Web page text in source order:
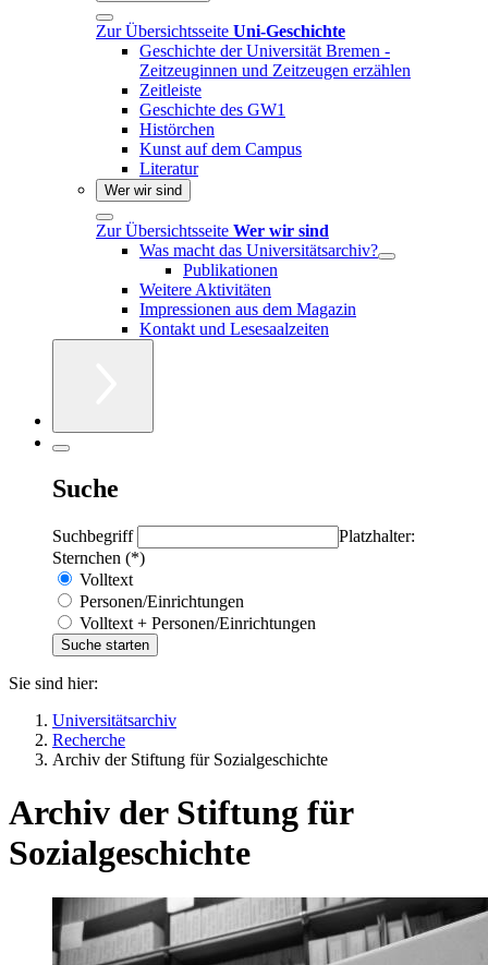
Zur Übersichtsseite Uni-Geschichte
Geschichte der Universität Bremen -
Zeitzeuginnen und Zeitzeugen erzählen
Zeitleiste
Geschichte des GW1
Histörchen
Kunst auf dem Campus
Literatur
Wer wir sind
Zur Übersichtsseite Wer wir sind
Was macht das Universitätsarchiv?
Publikationen
Weitere Aktivitäten
Impressionen aus dem Magazin
Kontakt und Lesesaalzeiten
Suche
Suchbegriff
Platzhalter:
Sternchen (*)
Volltext
Personen/Einrichtungen
Volltext + Personen/Einrichtungen
Sie sind hier:
Universitätsarchiv
Recherche
Archiv der Stiftung für Sozialgeschichte
Archiv der Stiftung für
Sozialgeschichte